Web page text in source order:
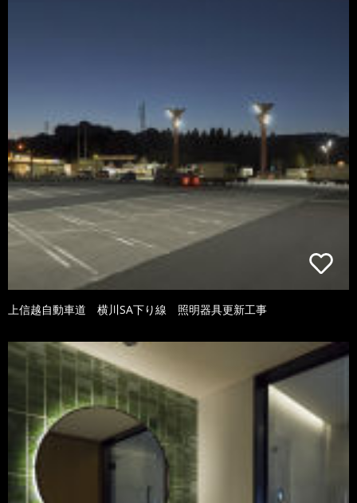
上信越自動車道 横川SA下り線 照明器具更新工事